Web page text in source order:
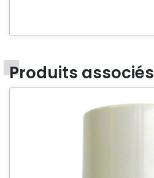
Produits associés